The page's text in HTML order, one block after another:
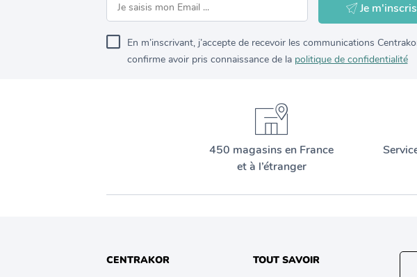
Je m'inscris
En m’inscrivant, j’accepte de recevoir les communications
confirme avoir pris connaissance de la politique de confidentialité
450 magasins en France
et à l’étranger
CENTRAKOR TOUT SAVOIR